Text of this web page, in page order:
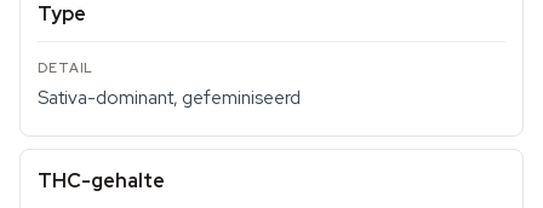
Type
Sativa-dominant, gefeminiseerd
THC-gehalte